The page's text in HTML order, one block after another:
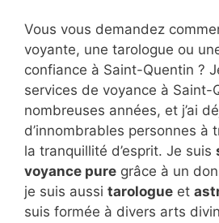
Vous vous demandez
voyante, une tarologue ou
confiance à Saint-Quentin ?
services de voyance à Saint-
nombreuses années, et j’ai
d’innombrables personnes à
la tranquillité d’esprit. Je suis
voyance pure grâce à un
je suis aussi tarologue et
suis formée à divers arts